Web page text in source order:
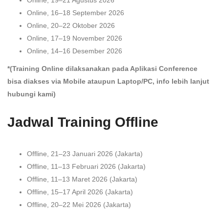
Online, 16–18 September 2026
Online, 20–22 Oktober 2026
Online, 17–19 November 2026
Online, 14–16 Desember 2026
*(Training Online dilaksanakan pada Aplikasi Conference
bisa diakses via Mobile ataupun Laptop/PC, info lebih lanjut
hubungi kami)
Jadwal Training Offline
Offline, 21–23 Januari 2026 (Jakarta)
Offline, 11–13 Februari 2026 (Jakarta)
Offline, 11–13 Maret 2026 (Jakarta)
Offline, 15–17 April 2026 (Jakarta)
Offline, 20–22 Mei 2026 (Jakarta)